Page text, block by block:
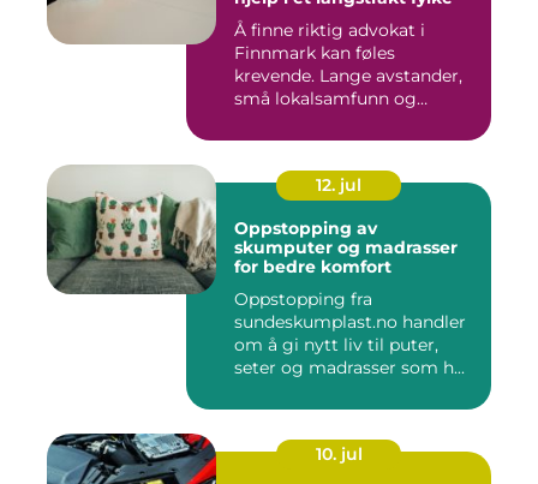
Å finne riktig advokat i
Finnmark kan føles
krevende. Lange avstander,
små lokalsamfunn og
12. jul
Oppstopping av
skumputer og madrasser
for bedre komfort
Oppstopping fra
sundeskumplast.no handler
om å gi nytt liv til puter,
seter og madrasser som h...
10. jul